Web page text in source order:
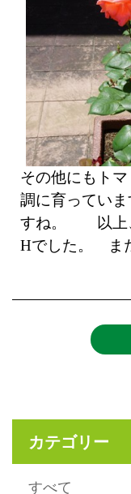
その他にもト
調に育ってい
すね。 以上、
Hでした。 ま
カテゴリー
すべて